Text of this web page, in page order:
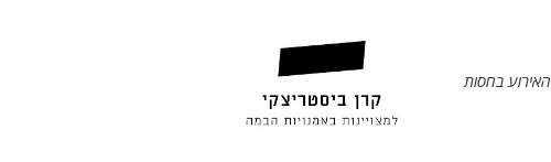
האירוע בחסות